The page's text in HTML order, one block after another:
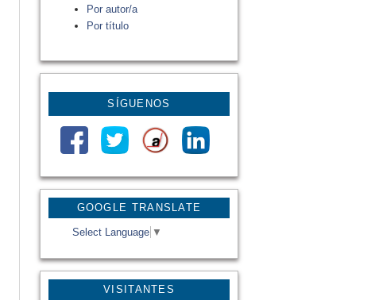
GOOGLE TRANSLATE
Select Language ▼
VISITANTES
Por autor/a
Por título
SÍGUENOS